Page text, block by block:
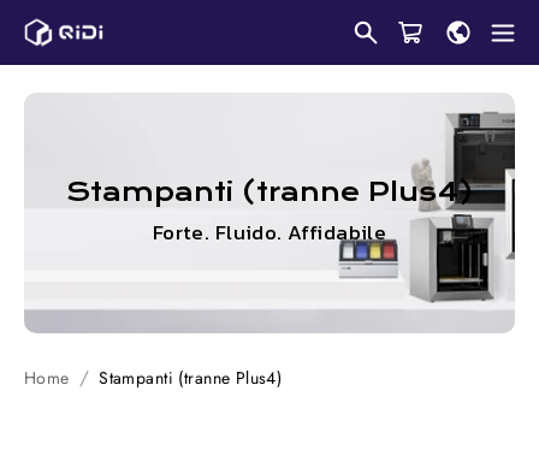
Salta
Stampanti (tranne Plus4)
Forte. Fluido. Affidabile
Home Stampanti (tranne Plus4)